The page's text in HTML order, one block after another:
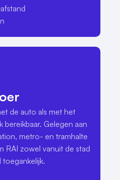
de auto als met het
bereikbaar. Gelegen aan
metro- en tramhalte
RAI zowel vanuit de stad
toegankelijk.